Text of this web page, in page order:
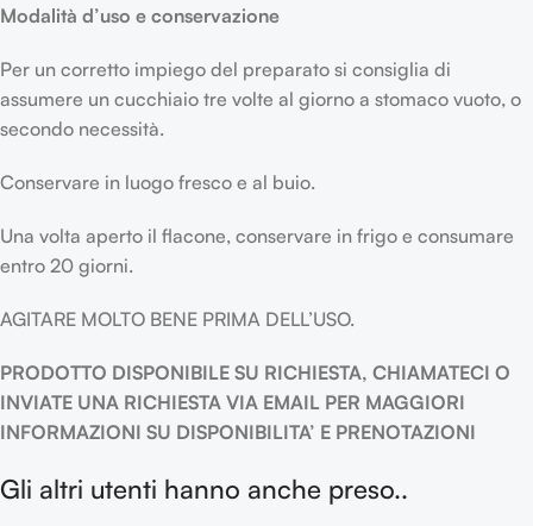
Modalità d’uso e conservazione
Per un corretto impiego del preparato si consiglia di
assumere un cucchiaio tre volte al giorno a stomaco vuoto, o
secondo necessità.
Conservare in luogo fresco e al buio.
Una volta aperto il flacone, conservare in frigo e consumare
entro 20 giorni.
AGITARE MOLTO BENE PRIMA DELL’USO.
PRODOTTO DISPONIBILE SU RICHIESTA, CHIAMATECI O
INVIATE UNA RICHIESTA VIA EMAIL PER MAGGIORI
INFORMAZIONI SU DISPONIBILITA’ E PRENOTAZIONI
Gli altri utenti hanno anche preso..